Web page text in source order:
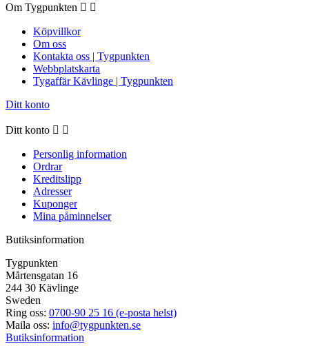
Om Tygpunkten  
Köpvillkor
Om oss
Kontakta oss | Tygpunkten
Webbplatskarta
Tygaffär Kävlinge | Tygpunkten
Ditt konto
Ditt konto  
Personlig information
Ordrar
Kreditslipp
Adresser
Kuponger
Mina påminnelser
Butiksinformation
Tygpunkten
Mårtensgatan 16
244 30 Kävlinge
Sweden
Ring oss: 0700-90 25 16 (e-posta helst)
Maila oss: info@tygpunkten.se
Butiksinformation